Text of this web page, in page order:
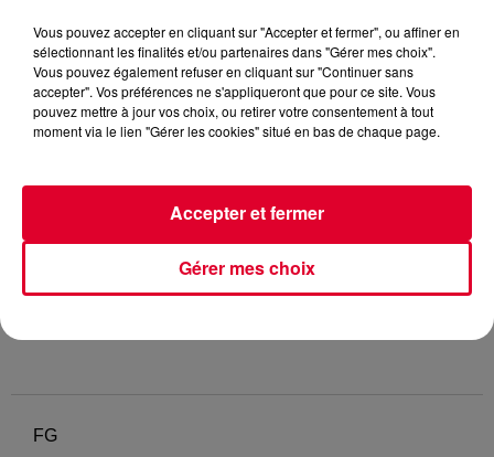
FG
Vous pouvez accepter en cliquant sur "Accepter et fermer", ou affiner en
sélectionnant les finalités et/ou partenaires dans "Gérer mes choix".
Vous pouvez également refuser en cliquant sur "Continuer sans
accepter". Vos préférences ne s'appliqueront que pour ce site. Vous
pouvez mettre à jour vos choix, ou retirer votre consentement à tout
moment via le lien "Gérer les cookies" situé en bas de chaque page.
Gérer mes choix
Accepter et fermer